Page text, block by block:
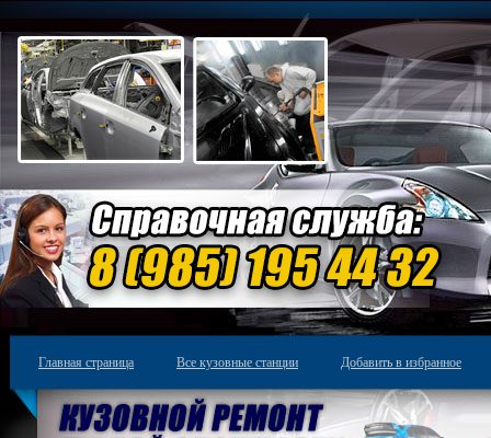
Главная страница Все кузовные станции Добавить в избранное